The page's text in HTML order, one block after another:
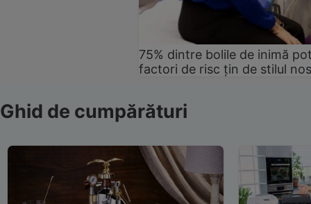
75% dintre bolile de inimă
factori de risc țin de stilul
Ghid de cumpărături